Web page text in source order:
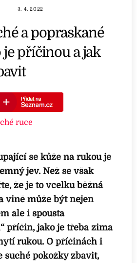
3. 4. 2022
a popraskané
je příčinou a jak
ruce
se kůže na rukou je
jev. Než se však
že je to vcelku běžná
vině může být nejen
ale i spousta
příčin, jako je třeba zima
rukou. O příčinách i
suché pokožky zbavit,